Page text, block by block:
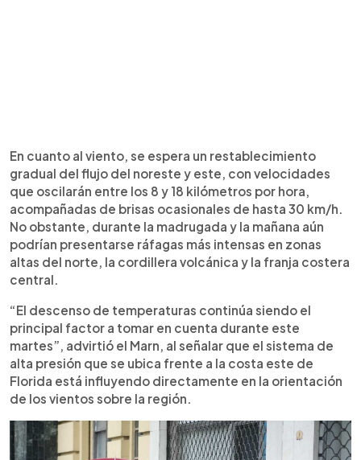
En cuanto al viento, se espera un restablecimiento
gradual del flujo del noreste y este, con velocidades
que oscilarán entre los 8 y 18 kilómetros por hora,
acompañadas de brisas ocasionales de hasta 30 km/h.
No obstante, durante la madrugada y la mañana aún
podrían presentarse ráfagas más intensas en zonas
altas del norte, la cordillera volcánica y la franja costera
central.
“El descenso de temperaturas continúa siendo el
principal factor a tomar en cuenta durante este
martes”, advirtió el Marn, al señalar que el sistema de
alta presión que se ubica frente a la costa este de
Florida está influyendo directamente en la orientación
de los vientos sobre la región.